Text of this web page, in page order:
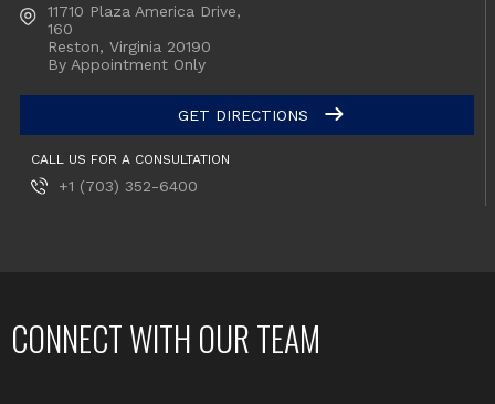
11710 Plaza America Drive,
160
Reston, Virginia 20190
By Appointment Only
GET DIRECTIONS
CALL US FOR A CONSULTATION
+1 (703) 352-6400
CONNECT WITH OUR TEAM